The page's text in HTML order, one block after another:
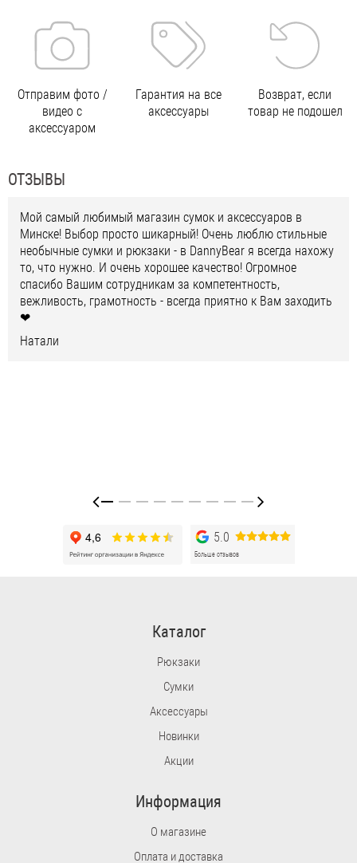
Отправим фото /
видео с
аксессуаром
Гарантия на все
аксессуары
Возврат, если
товар не подошел
ОТЗЫВЫ
Мой самый любимый магазин сумок и аксессуаров в
Минске! Выбор просто шикарный! Очень люблю стильные
необычные сумки и рюкзаки - в DannyBear я всегда нахожу
то, что нужно. И очень хорошее качество! Огромное
спасибо Вашим сотрудникам за компетентность,
вежливость, грамотность - всегда приятно к Вам заходить
❤
Натали
5.0
Больше отзывов
Каталог
Рюкзаки
Сумки
Аксессуары
Новинки
Акции
Информация
О магазине
Оплата и доставка